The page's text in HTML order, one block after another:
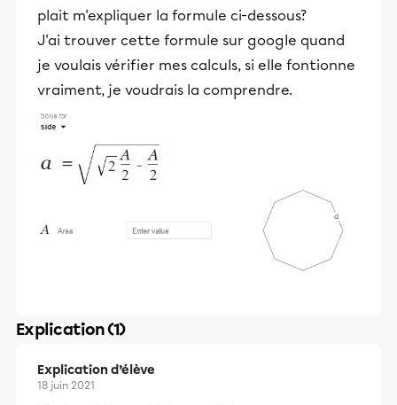
plait m'expliquer la formule ci-dessous?
J'ai trouver cette formule sur google quand
je voulais vérifier mes calculs, si elle fontionne
vraiment, je voudrais la comprendre.
Explication (1)
Explication d’élève
18 juin 2021